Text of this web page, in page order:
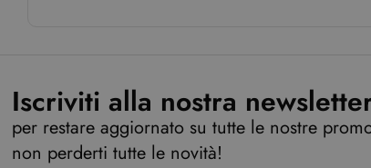
Iscriviti alla nostra
per restare aggiornato su tutte le nostre
non perderti tutte le novità!